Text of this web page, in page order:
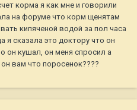
корма я как мне и говорили
на форуме что корм щенятам
кипяченой водой за пол часа
я сказала это доктору что он
он кушал, он меня спросил а
вам что поросенок????